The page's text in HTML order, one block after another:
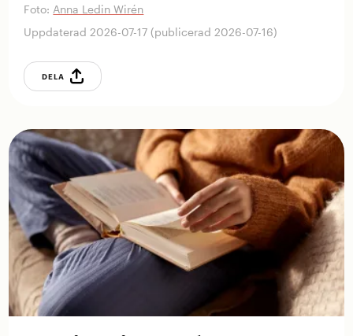
Foto: Anna Ledin Wirén
Uppdaterad 2026-07-17 (publicerad 2026-07-16)
DELA